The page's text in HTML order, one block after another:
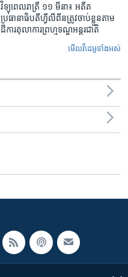
វិទ្យុពេលរាត្រី ១១ មីនា៖ អតីត​
ប្រធានាធិបតីហ្វីលីពីន​ត្រូវ​ចាប់ខ្លួនតាម
ដីការ​តុលាការ​ព្រហ្មទណ្ឌ​អន្តរជាតិ
មើល​វីដេអូ​ទាំង​អស់